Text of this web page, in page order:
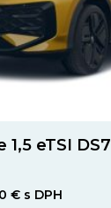
1,5 eTSI DS7
€ s DPH